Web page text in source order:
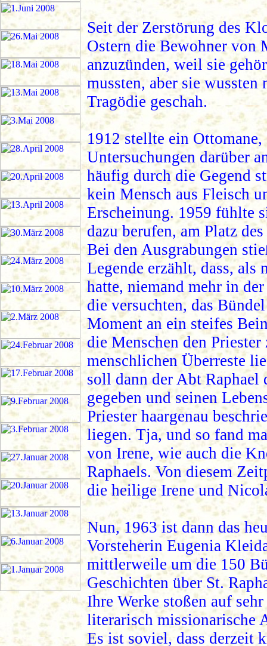
Seit der Zerstörung des
Ostern die Bewohner von
anzuzünden, weil sie
mussten, aber sie
Tragödie geschah.
1912 stellte ein
Untersuchungen darüber
häufig durch die Gegend
kein Mensch aus Fleisch
Erscheinung. 1959 fühlte
dazu berufen, am Platz
Bei den Ausgrabungen
Legende erzählt, dass, als
hatte, niemand mehr in
die versuchten, das
Moment an ein steifes
die Menschen den
menschlichen Überreste
soll dann der Abt Raphael
gegeben und seinen
Priester haargenau
liegen. Tja, und so fand
von Irene, wie auch die
Raphaels. Von diesem
die heilige Irene und
Nun, 1963 ist dann das
Vorsteherin Eugenia
mittlerweile um die 150
Geschichten über St.
Ihre Werke stoßen auf
literarisch missionarische
Es ist soviel, dass derzeit